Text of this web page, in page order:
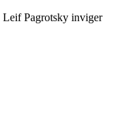
Leif Pagrotsky inviger